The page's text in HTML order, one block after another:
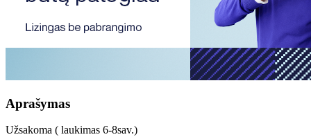
Aprašymas
Užsakoma ( laukimas 6-8sav.)